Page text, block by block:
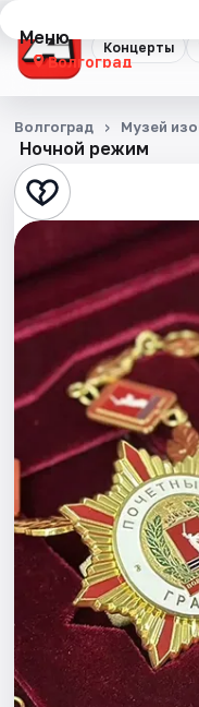
Концерты
Меню
Волгоград
Концерты
Театр
Стендап
Выставки
Квесты
Экскурсии
Спорт
События
Города
Площадки
Артисты
Рейтинги
Ночной режим
Волгоград Музей